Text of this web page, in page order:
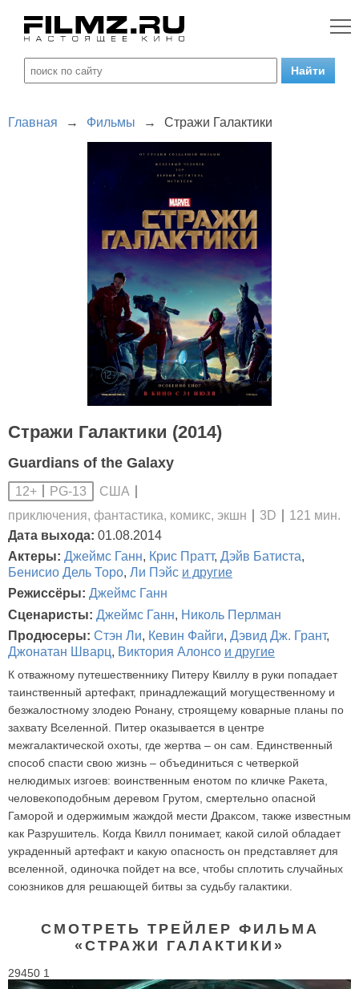
Главная → Фильмы → Стражи Галактики
Стражи Галактики (2014)
Guardians of the Galaxy
12+ PG-13
США
приключения, фантастика, комикс, экшн
3D
121 мин.
Дата выхода: 01.08.2014
Актеры: Джеймс Ганн, Крис Пратт, Дэйв Батиста,
Бенисио Дель Торо, Ли Пэйс и другие
Режиссёры: Джеймс Ганн
Сценаристы: Джеймс Ганн, Николь Перлман
Продюсеры: Стэн Ли, Кевин Файги, Дэвид Дж. Грант,
Джонатан Шварц, Виктория Алонсо и другие
К отважному путешественнику Питеру Квиллу в руки попадает
таинственный артефакт, принадлежащий могущественному и
безжалостному злодею Ронану, строящему коварные планы по
захвату Вселенной. Питер оказывается в центре
межгалактической охоты, где жертва – он сам. Единственный
способ спасти свою жизнь – объединиться с четверкой
нелюдимых изгоев: воинственным енотом по кличке Ракета,
человекоподобным деревом Грутом, смертельно опасной
Гаморой и одержимым жаждой мести Драксом, также известным
как Разрушитель. Когда Квилл понимает, какой силой обладает
украденный артефакт и какую опасность он представляет для
вселенной, одиночка пойдет на все, чтобы сплотить случайных
союзников для решающей битвы за судьбу галактики.
СМОТРЕТЬ ТРЕЙЛЕР ФИЛЬМА
«СТРАЖИ ГАЛАКТИКИ»
29450 1